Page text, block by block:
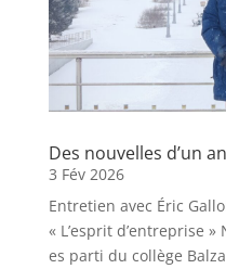
Des nouvelles d’un
3 Fév 2026
Entretien avec Éric
« L’esprit d’entreprise
es parti du collège